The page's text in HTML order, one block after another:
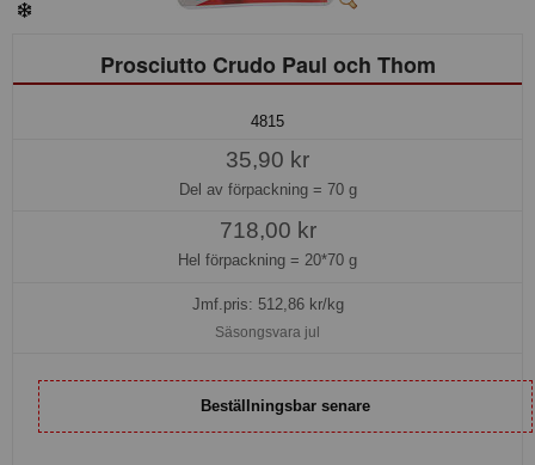
Prosciutto Crudo Paul och Thom
4815
35,90 kr
Del av förpackning = 70 g
718,00 kr
Hel förpackning = 20*70 g
Jmf.pris: 512,86kr/kg
Säsongsvara jul
Beställningsbar senare